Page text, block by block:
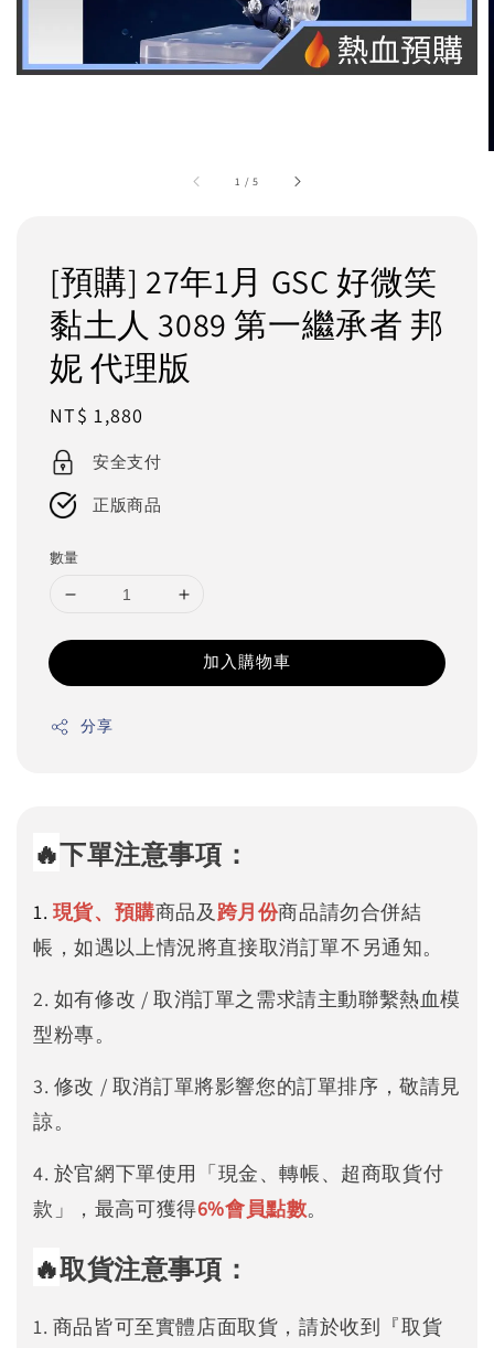
1 /5
[預購] 27年1月 GSC 好微笑
黏土人 3089 第一繼承者 邦
妮 代理版
Regular
price
NT$ 1,880
安全支付
正版商品
數量
加入購物車
分享
🔥下單注意事項：
1. 現貨、預購商品及 跨月份商品請勿合併結
帳，如遇以上情況將直接取消訂單不另通知。
2. 如有修改 / 取消訂單之需求請主動聯繫熱血模
型粉專。
3. 修改 / 取消訂單將影響您的訂單排序，敬請見
諒。
4. 於官網下單使用「現金、轉帳、超商取貨付
款」，最高可獲得6%會員點數。
🔥取貨注意事項：
1. 商品皆可至實體店面取貨，請於收到『取貨